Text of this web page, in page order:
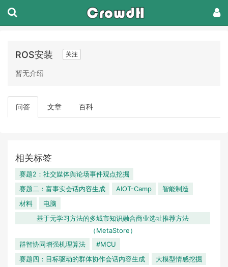
ROS安装 关注
暂无介绍
问答 文章 百科
相关标签
赛题2：社交媒体舆论场事件观点挖掘
赛题二：富事实会话内容生成
AIOT-Camp
智能制造
材料
电脑
基于元学习方法的多城市知识融合商业选址推荐方法
（MetaStore）
群智协同增强机理算法
#MCU
赛题四：目标驱动的群体协作会话内容生成
大模型情感挖掘